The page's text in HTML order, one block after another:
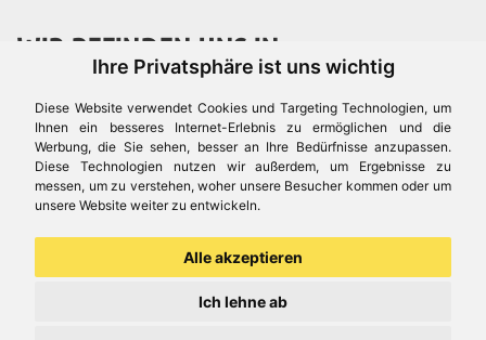
Ihre Privatsphäre ist uns wichtig
Diese Website verwendet Cookies und Targeting Technologien, um
Ihnen ein besseres Internet-Erlebnis zu ermöglichen und die
Werbung, die Sie sehen, besser an Ihre Bedürfnisse anzupassen.
Diese Technologien nutzen wir außerdem, um Ergebnisse zu
messen, um zu verstehen, woher unsere Besucher kommen oder um
unsere Website weiter zu entwickeln.
Alle akzeptieren
Ich lehne ab
WIR BEFINDEN UNS IN
Es gibt uns auch in